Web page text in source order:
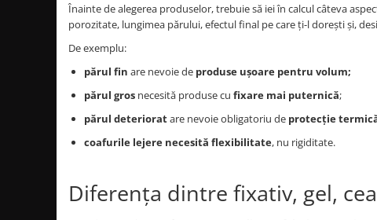
Agrafe de par
Clipsuri de par
Pulverizatoare
Elastice de par
Permanent par
Pelerine de tuns profesionale
Bandane | turbane
Înainte de alegerea produselor, trebuie să iei în calcul câteva
porozitate, lungimea părului, efectul final pe care ți-l dorești și,
De exemplu:
părul fin are nevoie de produse ușoare pentru volum;
părul gros necesită produse cu fixare mai puternică;
părul deterioratare nevoie obligatoriu de protecție
coafurile lejere necesită flexibilitate, nu rigiditate.
Diferența dintre fixativ, gel,